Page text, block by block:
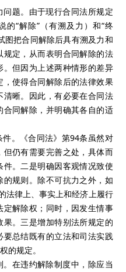
题。由于现行合同法所规定
的“解除”（有溯及力）和“终
图把合同解除后具有溯及力和
定，从而表明合同解除的法
但因为上述两种情形的差异
使得合同解除后的法律效果
晰。因此，有必要在合同法
同解除，并明确其各自的适
。《合同法》第94条虽然对
仍有需要完善之处，具体而
。二是明确因客观情况致使
规则。除不可抗力之外，如
法律上、事实上和经济上履行
解除权；同时，因发生情事
。三是增加特别法所规定的
总结既有的立法和司法实践
的规定。
在违约解除制度中，除应当